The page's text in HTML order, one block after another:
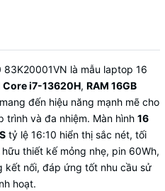
English
Mylar® surface multi-touch
supports Precision TouchPad
75 x 120 mm (2.95 x 4.72
Grey
83K20001VN là mẫu laptop 16
Core i7-13620H, RAM 16GB
đến hiệu năng mạnh mẽ cho
trình và đa nhiệm. Màn hình 16
tỷ lệ 16:10 hiển thị sắc nét, tối
thiết kế mỏng nhẹ, pin 60Wh,
kết nối, đáp ứng tốt nhu cầu sử
hoạt.